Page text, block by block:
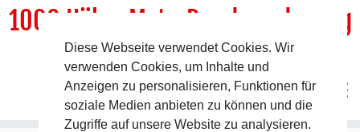
1000 HöhenMeterRundwanderweg
DER Rundwanderweg um Pommelsbrunn
Diese Webseite verwendet Cookies. Wir
verwenden Cookies, um Inhalte und
Anzeigen zu personalisieren, Funktionen für
soziale Medien anbieten zu können und die
Zugriffe auf unsere Website zu analysieren.